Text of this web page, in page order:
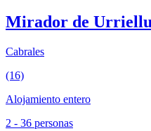
Mirador de
Cabrales
(16)
Alojamiento entero
2 - 36 personas